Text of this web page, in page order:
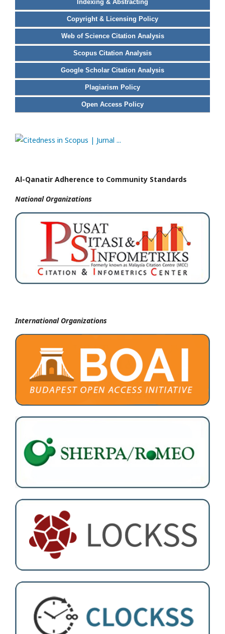
Indexing & Abstracting
Copyright & Licensing Policy
Web of Science Citation Analysis
Scopus Citation Analysis
Google Scholar Citation Analysis
Plagiarism Policy
Open Access Policy
Al-Qanatir Adherence to Community Standards
National Organizations
International Organizations